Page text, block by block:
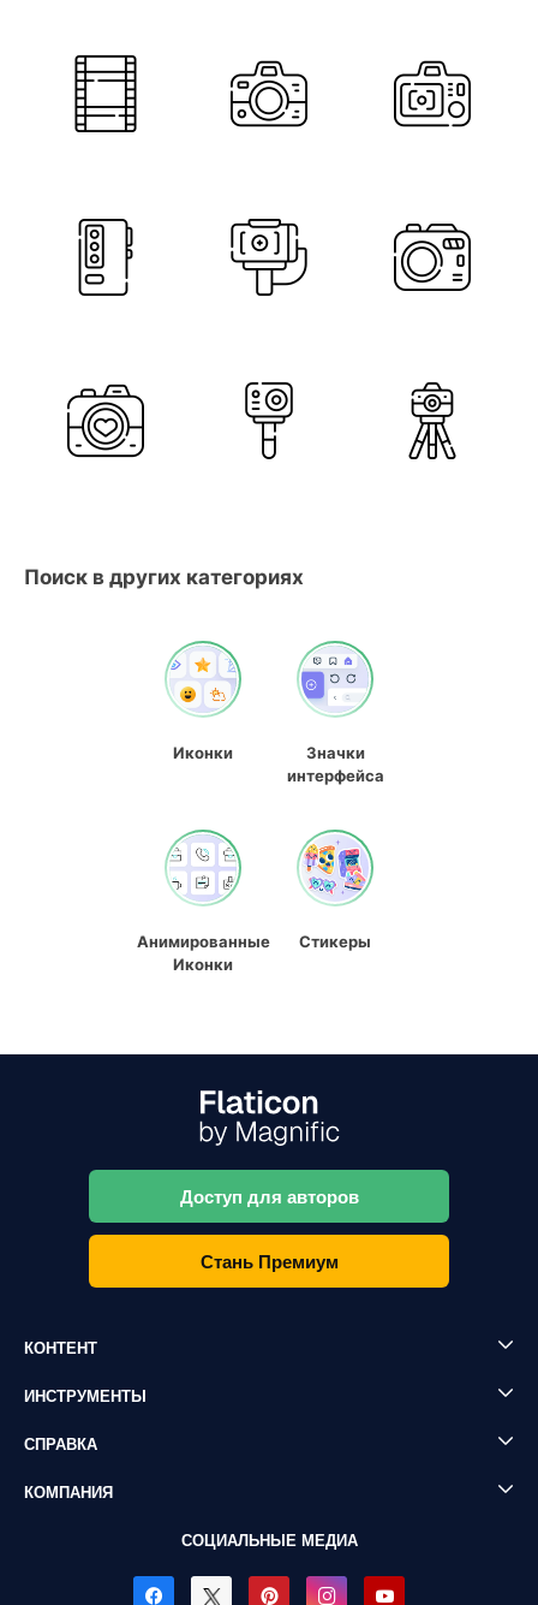
Поиск в других категориях
Иконки
Значки
интерфейса
Анимированные
Иконки
Стикеры
Доступ для авторов
Стань Премиум
КОНТЕНТ
ИНСТРУМЕНТЫ
СПРАВКА
КОМПАНИЯ
СОЦИАЛЬНЫЕ МЕДИА